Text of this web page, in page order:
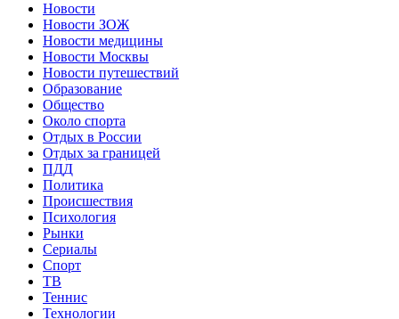
Новости
Новости ЗОЖ
Новости медицины
Новости Москвы
Новости путешествий
Образование
Общество
Около спорта
Отдых в России
Отдых за границей
ПДД
Политика
Происшествия
Психология
Рынки
Сериалы
Спорт
ТВ
Теннис
Технологии